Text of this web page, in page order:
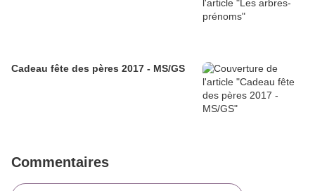
Cadeau fête des pères 2017 - MS/GS
Commentaires